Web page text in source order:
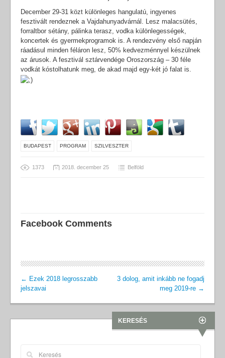
December 29-31 közt különleges hangulatú, ingyenes
fesztivált rendeznek a Vajdahunyadvárnál. Lesz malacsütés,
forraltbor sétány, pálinka terasz, vodka különlegességek,
koncertek és gyermekprogramok is. A rendezvény első napján
ráadásul minden féláron lesz, 50% kedvezménnyel készülnek
az árusok. A fesztivál sztárvendége Oroszország – 30 féle
vodkát kóstolhatunk meg, de akad majd egy-két jó falat is.
BUDAPEST PROGRAM SZILVESZTER
1373 2018. december 25 Belföld
Facebook Comments
← Ezek 2018 legrosszabb
jelszavai
3 dolog, amit inkább ne fogadj
meg 2019-re →
KERESÉS